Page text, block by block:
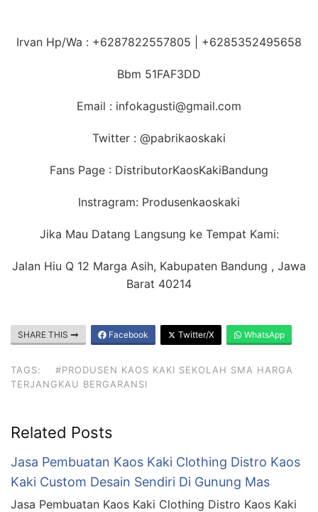
Irvan Hp/Wa : +6287822557805 | +6285352495658
Bbm 51FAF3DD
Email : infokagusti@gmail.com
Twitter : @pabrikaoskaki
Fans Page : DistributorKaosKakiBandung
Instragram: Produsenkaoskaki
Jika Mau Datang Langsung ke Tempat Kami:
Jalan Hiu Q 12 Marga Asih, Kabupaten Bandung , Jawa
Barat 40214
SHARE THIS Facebook Twitter/X WhatsApp
TAGS:
#PRODUSEN KAOS KAKI SEKOLAH SMA HARGA
TERJANGKAU BERGARANSI
Related Posts
Jasa Pembuatan Kaos Kaki Clothing Distro Kaos
Kaki Custom Desain Sendiri Di Gunung Mas
Jasa Pembuatan Kaos Kaki Clothing Distro Kaos Kaki